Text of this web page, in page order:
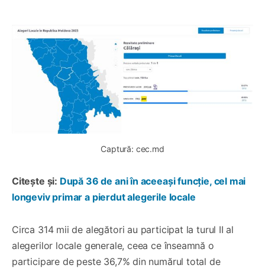
Captură: cec.md
Citește și: După 36 de ani în aceeași funcție, cel mai
longeviv primar a pierdut alegerile locale
Circa 314 mii de alegători au participat la turul II al
alegerilor locale generale, ceea ce înseamnă o
participare de peste 36,7% din numărul total de